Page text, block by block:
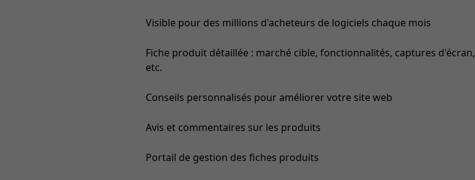
Visible pour des millions d'acheteurs de logiciels chaque mois
Fiche produit détaillée : marché cible, fonctionnalités, captures d'écran,
etc.
Conseils personnalisés pour améliorer votre site web
Avis et commentaires sur les produits
Portail de gestion des fiches produits